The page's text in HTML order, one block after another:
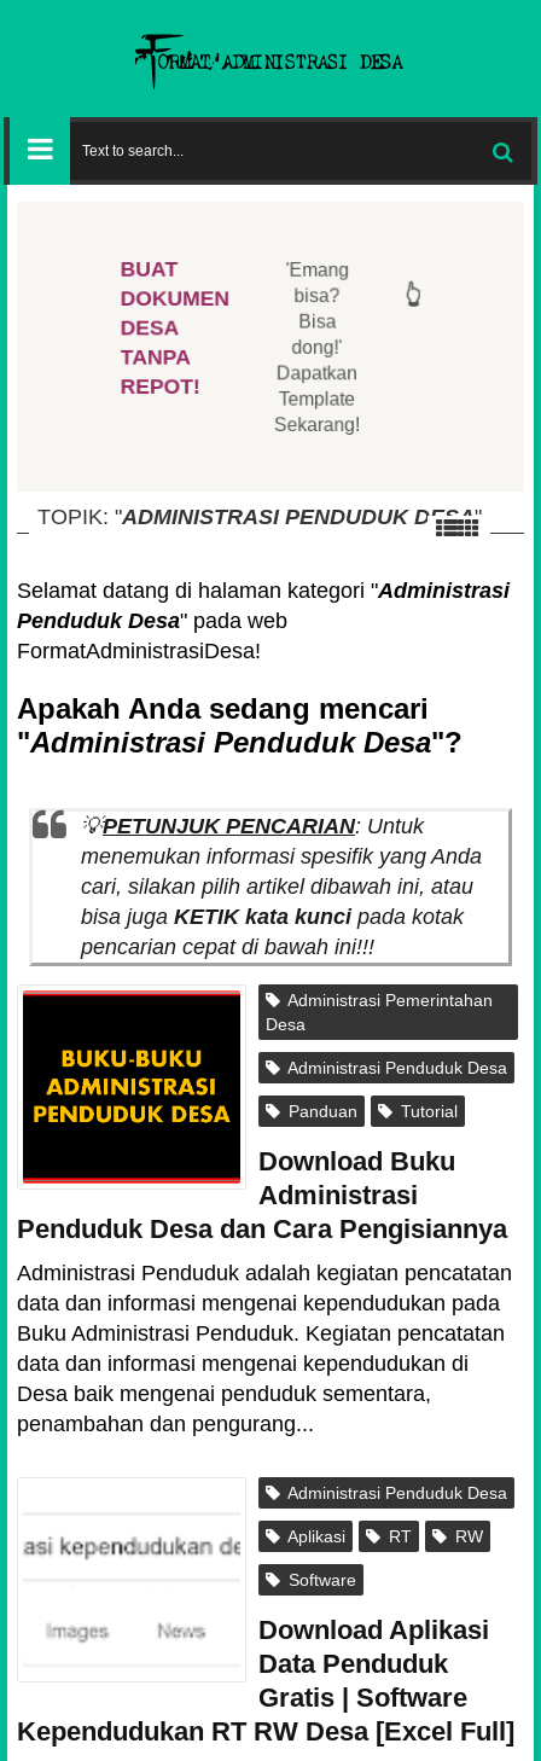
BUAT
DOKUMEN
DESA
TANPA
REPOT!
'Emang
bisa?
Bisa
dong!'
Dapatkan
Template
Sekarang!
TOPIK: "ADMINISTRASI PENDUDUK DESA"
Selamat datang di halaman kategori "Administrasi
Penduduk Desa" pada web
FormatAdministrasiDesa!
Apakah Anda sedang mencari
"Administrasi Penduduk Desa"?
💡PETUNJUK PENCARIAN: Untuk
menemukan informasi spesifik yang Anda
cari, silakan pilih artikel dibawah ini, atau
bisa juga KETIK kata kuncipada kotak
pencarian cepat di bawah ini!!!
Administrasi Pemerintahan
Desa
Administrasi Penduduk Desa
Panduan Tutorial
Download Buku
Administrasi
Penduduk Desa dan Cara Pengisiannya
Administrasi Penduduk adalah kegiatan pencatatan
data dan informasi mengenai kependudukan pada
Buku Administrasi Penduduk. Kegiatan pencatatan
data dan informasi mengenai kependudukan di
Desa baik mengenai penduduk sementara,
penambahan dan pengurang...
Administrasi Penduduk Desa
Aplikasi RT RW
Software
Download Aplikasi
Data Penduduk
Gratis | Software
Kependudukan RT RW Desa [Excel Full]